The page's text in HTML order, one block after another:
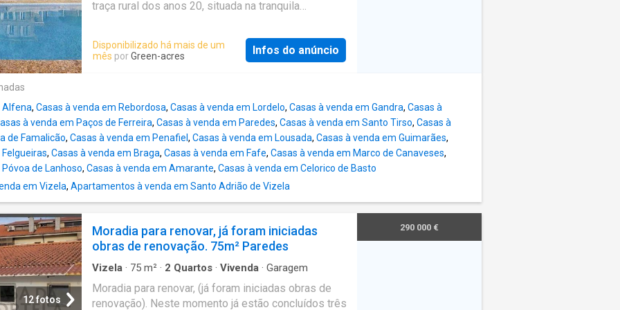
Absoluta) • Piscina de Água Salgada: Com sistema
Para prática desportiva a qualquer hora. • Espaço
Gourmet: Zona de convívio coberta com
traça rural dos anos 20, situada na tranquila
Felgueiras, onde a serenidade do campo se alia ao
conforto da vida moderna. Totalmente reconstruída
contemporâneas de elevada qualidade. Inserida num
terreno com 1.296 m², rodeado por paisagens
verdes e vinhas, proporciona um ambiente de
privacidade absoluta e uma ligação permanente à
natureza. A casa dispõe de 5 suítes amplas, todas
com roupeiros embutidos, garantindo funcionalidade
e conforto. A área social é dominada por uma
harmoniosamente ligada à cozinha totalmente
equipada com eletrodomésticos Bosch, criando o
espaço ideal para receber família e amigos. Os
acabamentos refletem bom gosto e durabilidade,
com pavimento em
Disponibilizado há mais de um
mês porGreen-acres Infos do anúncio
Alfena, Casas à venda em Rebordosa, Casas à venda em Lordelo, Casas à venda em Gandra, Casas à
à venda em Paços de Ferreira, Casas à venda em Paredes, Casas à venda em Santo Tirso, Casas à
de Famalicão, Casas à venda em Penafiel , Casas à venda em Lousada, Casas à venda em Guimarães,
, Casas à venda em Braga, Casas à venda em Fafe, Casas à venda em Marco de Canaveses,
de Lanhoso, Casas à venda em Amarante, Casas à venda em Celorico de Basto
em Vizela, Apartamentos à venda em Santo Adrião de Vizela
12 fotos
Moradia para renovar, já foram iniciadas
obras de renovação. 75m² Paredes
Vizela · 75 m² · 2 Quartos · Vivenda · Garagem
Moradia para renovar, (já foram iniciadas obras de
renovação). Neste momento já estão concluídos três
290 000 €